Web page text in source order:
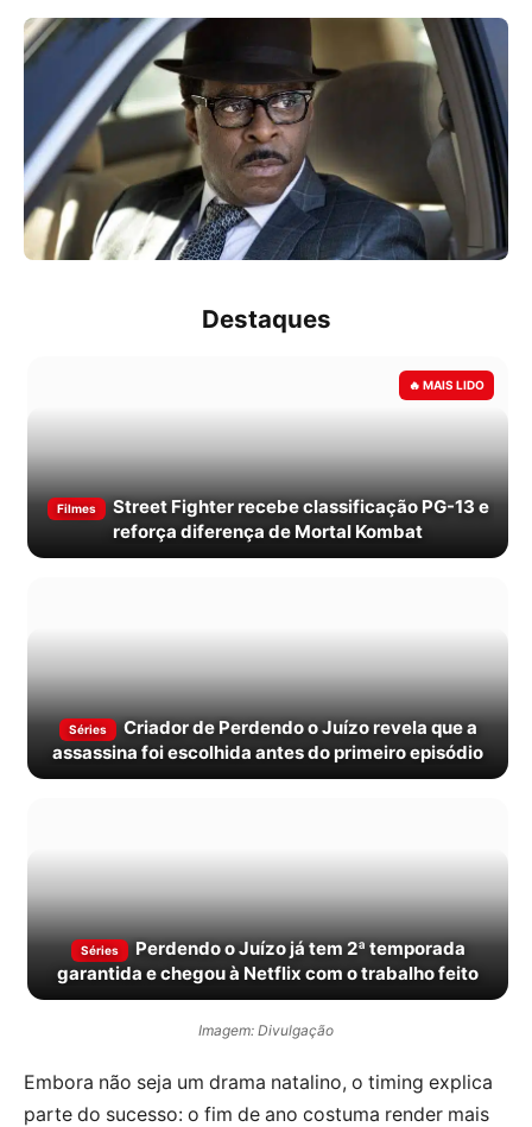
Destaques
Filmes
Street Fighter recebe classificação PG-13 e
reforça diferença de Mortal Kombat
Séries
Criador de Perdendo o Juízo revela que a
assassina foi escolhida antes do primeiro episódio
Séries
Perdendo o Juízo já tem 2ª temporada
garantida e chegou à Netflix com o trabalho feito
Imagem: Divulgação
Embora não seja um drama natalino, o timing explica
parte do sucesso: o fim de ano costuma render mais